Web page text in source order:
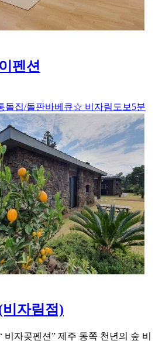
펜션
돌집/돌판바베큐☆ 비자림도보5분
자림점)
비자곶펜션” 제주 동쪽 천년의 숲 비